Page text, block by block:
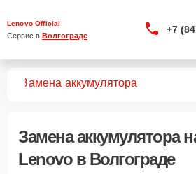
Lenovo Official
Сервис в Волгограде
+7
Замена аккумулятора
Замена аккумулятора
Lenovo в Волгограде